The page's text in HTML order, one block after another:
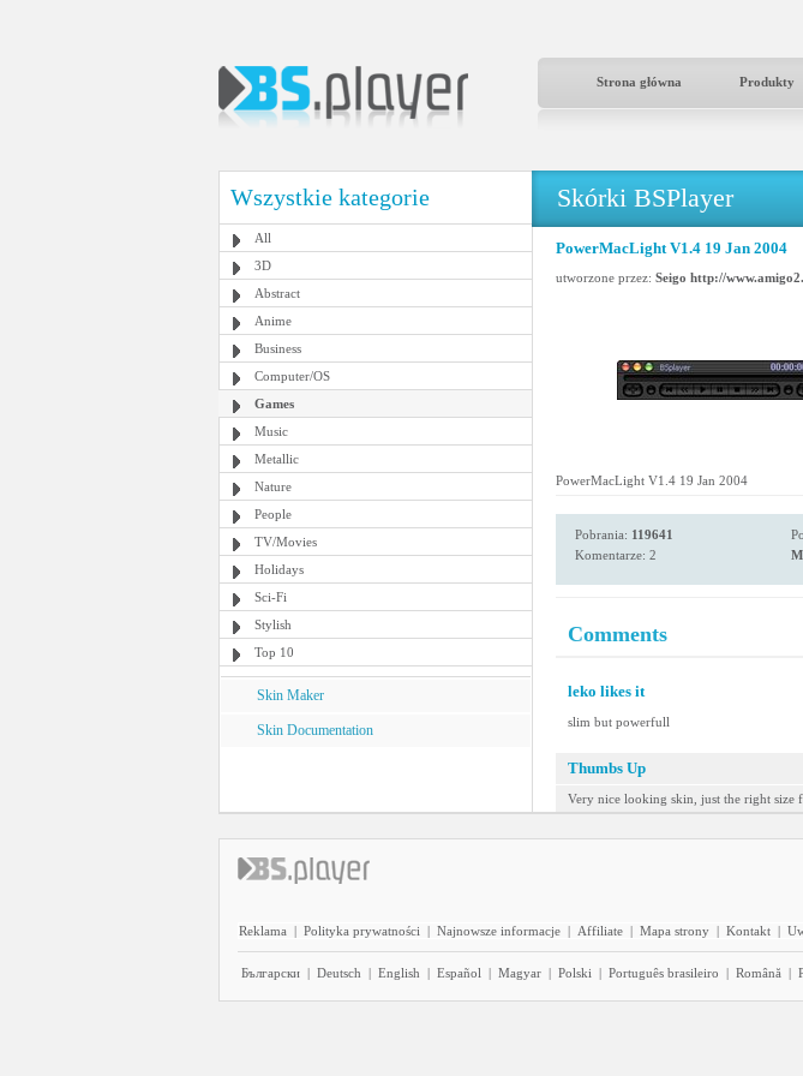
Strona główna Produkty
Wszystkie kategorie
All
3D
Abstract
Anime
Business
Computer/OS
Games
Music
Metallic
Nature
People
TV/Movies
Holidays
Sci-Fi
Stylish
Top 10
Skin Maker
Skin Documentation
Skórki BSPlayer
PowerMacLight V1.4 19 Jan 2004
utworzone przez: Seigo http://
PowerMacLight V1.4 19 Jan 2004
Pobrania: 119641
Komentarze: 2
Comments
leko likes it
slim but powerfull
Thumbs Up
Very nice looking skin, just the right
Reklama | Polityka prywatności | Najnowsze informacje | Affiliate | Mapa strony | Kontakt |
Български | Deutsch | English | Español | Magyar | Polski | Português brasileiro | Română |